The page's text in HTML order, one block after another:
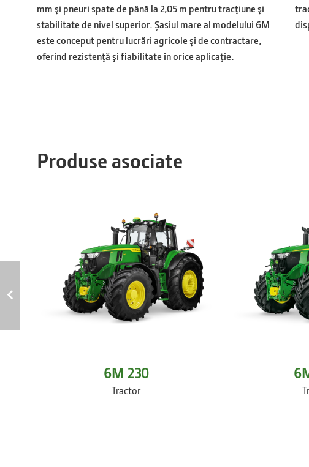
mm şi pneuri spate de până la 2,05 m pentru tracţiune şi
stabilitate de nivel superior. Șasiul mare al modelului 6M
este conceput pentru lucrări agricole şi de contractare,
oferind rezistenţă şi fiabilitate în orice aplicaţie.
Produse asociate
6M 230
Tractor